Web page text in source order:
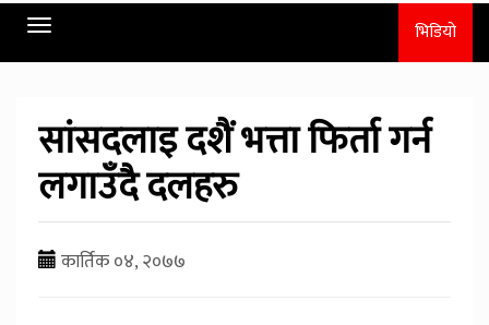
Toggle
navigation
भिडियो
सांसदलाइ दशैं भत्ता फिर्ता गर्न
लगाउँदै दलहरु
कार्तिक ०४, २०७७